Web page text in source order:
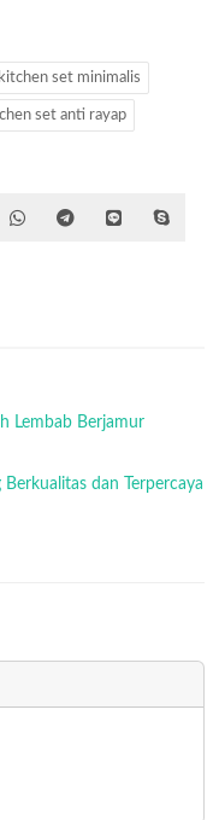
kitchen set minimalis
set anti rayap
Lembab Berjamur
Berkualitas dan Terpercaya